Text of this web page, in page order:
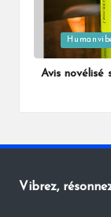
Posted
in
Avis novélisé
Vibrez,